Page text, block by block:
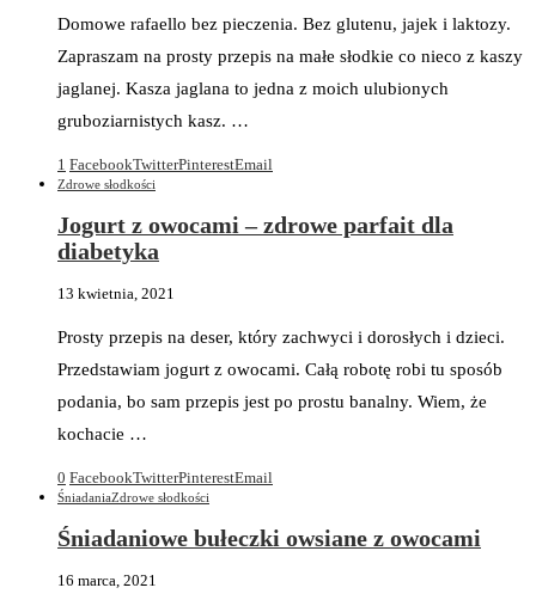
Domowe rafaello bez pieczenia. Bez glutenu, jajek i laktozy.
Zapraszam na prosty przepis na małe słodkie co nieco z kaszy
jaglanej. Kasza jaglana to jedna z moich ulubionych
gruboziarnistych kasz. …
1 FacebookTwitterPinterestEmail
Zdrowe słodkości
Jogurt z owocami – zdrowe parfait dla
diabetyka
13 kwietnia, 2021
Prosty przepis na deser, który zachwyci i dorosłych i dzieci.
Przedstawiam jogurt z owocami. Całą robotę robi tu sposób
podania, bo sam przepis jest po prostu banalny. Wiem, że
kochacie …
0 FacebookTwitterPinterestEmail
ŚniadaniaZdrowe słodkości
Śniadaniowe bułeczki owsiane z owocami
16 marca, 2021